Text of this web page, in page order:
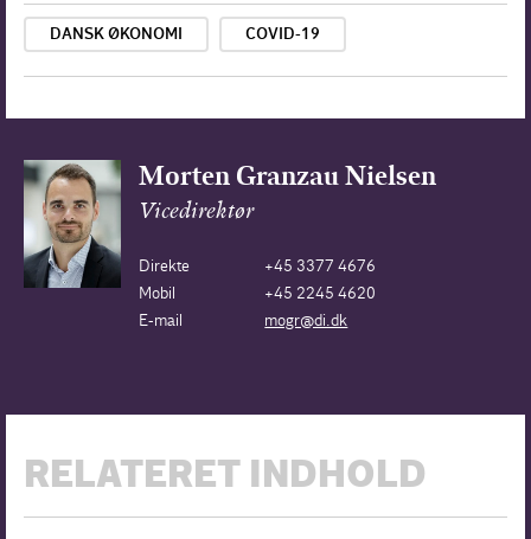
DANSK ØKONOMI COVID-19
Morten Granzau Nielsen
Vicedirektør
Direkte
+45 3377 4676
Mobil
+45 2245 4620
E-mail
mogr@di.dk
RELATERET INDHOLD